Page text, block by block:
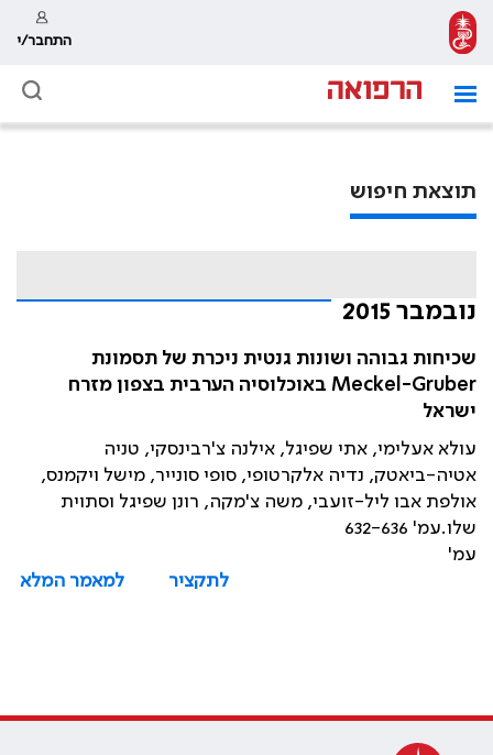
התחבר/י
תוצאת חיפוש
נובמבר 2015
שכיחות גבוהה ושונות גנטית ניכרת של תסמונת
Meckel-Gruber באוכלוסיה הערבית בצפון מזרח
ישראל
עולא אעלימי, אתי שפיגל, אילנה צ'רבינסקי, טניה
אטיה-ביאטק, נדיה אלקרטופי, סופי סונייר, מישל ויקמנס,
אולפת אבו ליל-זועבי, משה צ'מקה, רונן שפיגל וסתוית
שלו.עמ' 632-636
עמ'
לתקציר
למאמר המלא